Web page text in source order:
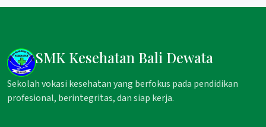
SMK Kesehatan Bali Dewata
Sekolah vokasi kesehatan yang berfokus pada pendidikan
profesional, berintegritas, dan siap kerja.